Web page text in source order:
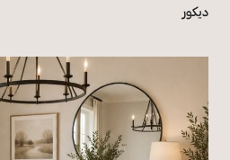
ديكور